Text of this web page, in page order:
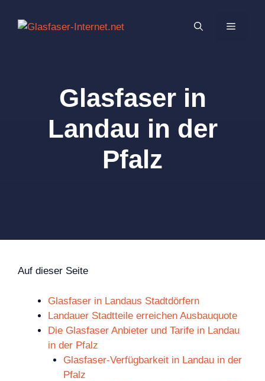
Inhalt
MENÜ
Glasfaser in
Landau in der
Pfalz
Auf dieser Seite
Glasfaser in Landaus Stadtdörfern
Landauer Stadtteile erreichen Ausbauquote
Die Glasfaser Anbieter und Tarife in Landau
in der Pfalz
Glasfaser-Verfügbarkeit in Landau in der
Pfalz